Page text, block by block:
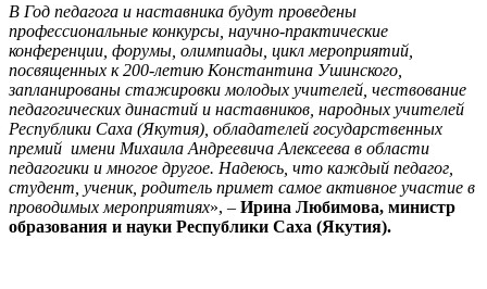
В Год педагога и наставника будут проведены
профессиональные конкурсы, научно-практические
конференции, форумы, олимпиады, цикл мероприятий,
посвященных к 200-летию Константина Ушинского,
запланированы стажировки молодых учителей, чествование
педагогических династий и наставников, народных учителей
Республики Саха (Якутия), обладателей государственных
премий имени Михаила Андреевича Алексеева в области
педагогики и многое другое. Надеюсь, что каждый педагог,
студент, ученик, родитель примет самое активное участие в
проводимых мероприятиях», – Ирина Любимова, министр
образования и науки Республики Саха (Якутия).